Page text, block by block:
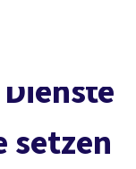
Mitmachen Politik
setzen